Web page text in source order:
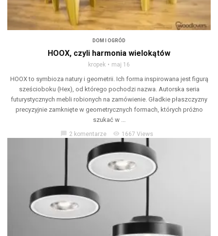
DOM I OGRÓD
HOOX, czyli harmonia wielokątów
kropek maj 16
HOOX to symbioza natury i geometrii. Ich forma inspirowana jest figurą
sześcioboku (Hex), od którego pochodzi nazwa. Autorska seria
futurystycznych mebli robionych na zamówienie. Gładkie płaszczyzny
precyzyjnie zamknięte w geometrycznych formach, których próżno
szukać w ...
2 komentarze visibility 1667 Views